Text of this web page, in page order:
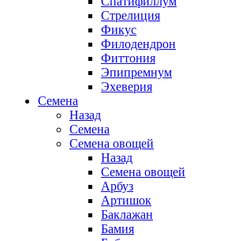
Стрелиция
Фикус
Филодендрон
Фиттония
Эпипремнум
Эхеверия
Семена
Назад
Семена
Семена овощей
Назад
Семена овощей
Арбуз
Артишок
Баклажан
Бамия